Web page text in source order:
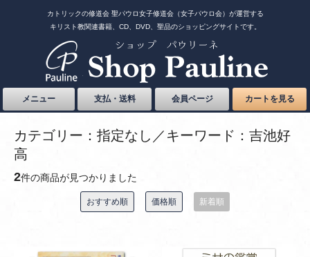
カトリックの修道会 聖パウロ女子修道会（女子パウロ会）が運営する
キリスト教関連書籍、CD、DVD、聖品のショッピングサイトです。
メニュー 支払・送料 会員ページ カートを見る
カテゴリー：指定なし／キーワード：吉池好
高
2件の商品が見つかりました
おすすめ順 価格順 新着順